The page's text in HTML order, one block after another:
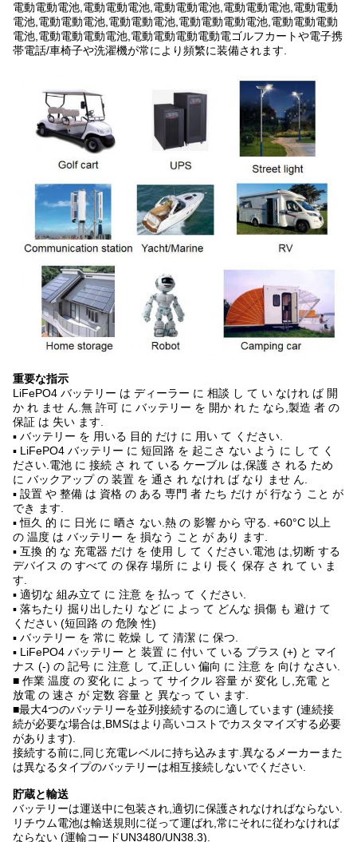
電動電動電池,電動電動電池,電動電動電池,電動電動電池,電動電動
電池,電動電動電池,電動電動電池,電動電動電動電池,電動電動電動
電池,電動電動電動電池,電動電動電動電動電ゴルフカートや電子携
帯電話/車椅子や洗濯機が常により頻繁に装備されます.
重要な指示
LiFePO4 バッテリー は ディーラー に 相談 し て い なけれ ば 開
か れ ませ ん.無 許可 に バッテリー を 開か れ た なら,製造 者 の
保証 は 失い ます.
▪ バッテリー を 用いる 目的 だけ に 用い て ください.
▪ LiFePO4 バッテリー に 短回路 を 起こさ ない よう に し て く
ださい.電池 に 接続 さ れ て いる ケーブル は,保護 さ れる ため
に バックアップ の 装置 を 通さ れ なけれ ば なり ませ ん.
▪ 設置 や 整備 は 資格 の ある 専門 者 たち だけ が 行なう こと が
でき ます.
▪ 恒久 的 に 日光 に 晒さ ない.熱 の 影響 から 守る. +60°C 以上
の 温度 は バッテリー を 損なう こと が あり ます.
▪ 互換 的 な 充電器 だけ を 使用 し て ください.電池 は,切断 する
デバイス の すべて の 保存 場所 に より 長く 保存 さ れ て い ま
す.
▪ 適切な 組み立て に 注意 を 払っ て ください.
▪ 落ちたり 掘り出したり など に よっ て どんな 損傷 も 避け て
ください (短回路 の 危険 性)
▪ バッテリー を 常に 乾燥 し て 清潔 に 保つ.
▪ LiFePO4 バッテリー と 装置 に 付い て いる プラス (+) と マイ
ナス (-) の 記号 に 注意 し て,正しい 偏向 に 注意 を 向け なさい.
■ 作業 温度 の 変化 に よっ て サイクル 容量 が 変化 し,充電 と
放電 の 速さ が 定数 容量 と 異なっ て い ます.
■最大4つのバッテリーを並列接続するのに適しています (連続接
続が必要な場合は,BMSはより高いコストでカスタマイズする必要
があります).
接続する前に,同じ充電レベルに持ち込みます.異なるメーカーまた
は異なるタイプのバッテリーは相互接続しないでください.
貯蔵と輸送
バッテリーは運送中に包装され,適切に保護されなければならない.
リチウム電池は輸送規則に従って運ばれ,常にそれに従わなければ
ならない (運輸コードUN3480/UN38.3).